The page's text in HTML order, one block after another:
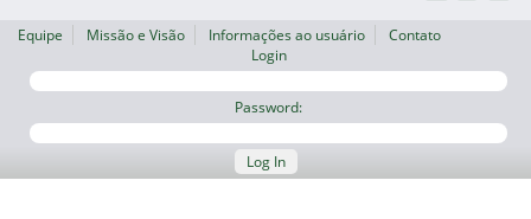
Equipe Missão e Visão Informações ao usuário
Contato
Login
Password:
Log In